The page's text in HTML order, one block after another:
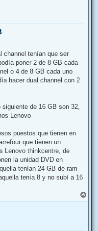
channel tenían que ser
poner 2 de 8 GB cada
o 4 de 8 GB cada uno
hacer dual channel con 2
de 16 GB son 32,
Lenovo
puestos que tienen en
que tienen un
Lenovo thinkcentre, de
la unidad DVD en
tenían 24 GB de ram
tenía 8 y no subí a 16
r